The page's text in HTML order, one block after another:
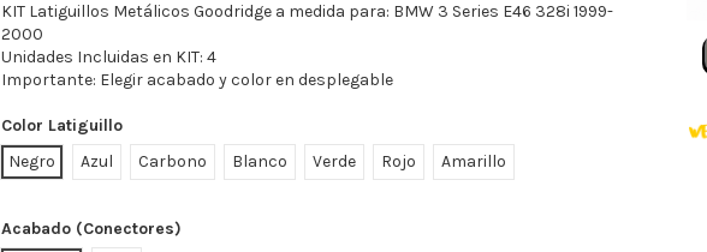
KIT Latiguillos Metálicos Goodridge a medida para: BMW 3 Series E46 328i 1999-
2000
Unidades Incluidas en KIT: 4
Importante: Elegir acabado y color en desplegable
Color Latiguillo
Negro
Azul Carbono Blanco Verde Rojo Amarillo
Acabado (Conectores)